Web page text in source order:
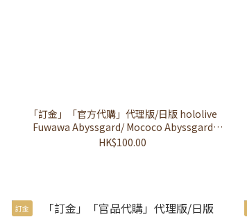
「訂金」「官方代購」代理版/日版 hololive
Fuwawa Abyssgard/ Mococo Abyssgard
HK$100.00
訂金